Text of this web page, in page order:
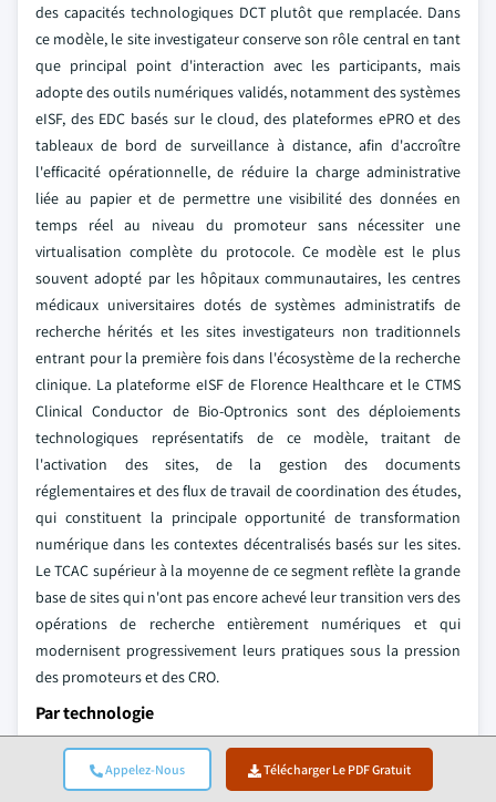
Appelez-Nous Télécharger Le PDF Gratuit
des capacités technologiques DCT plutôt que remplacée. Dans
ce modèle, le site investigateur conserve son rôle central en tant
que principal point d'interaction avec les participants, mais
adopte des outils numériques validés, notamment des systèmes
eISF, des EDC basés sur le cloud, des plateformes ePRO et des
tableaux de bord de surveillance à distance, afin d'accroître
l'efficacité opérationnelle, de réduire la charge administrative
liée au papier et de permettre une visibilité des données en
temps réel au niveau du promoteur sans nécessiter une
virtualisation complète du protocole. Ce modèle est le plus
souvent adopté par les hôpitaux communautaires, les centres
médicaux universitaires dotés de systèmes administratifs de
recherche hérités et les sites investigateurs non traditionnels
entrant pour la première fois dans l'écosystème de la recherche
clinique. La plateforme eISF de Florence Healthcare et le CTMS
Clinical Conductor de Bio-Optronics sont des déploiements
technologiques représentatifs de ce modèle, traitant de
l'activation des sites, de la gestion des documents
réglementaires et des flux de travail de coordination des études,
qui constituent la principale opportunité de transformation
numérique dans les contextes décentralisés basés sur les sites.
Le TCAC supérieur à la moyenne de ce segment reflète la grande
base de sites qui n'ont pas encore achevé leur transition vers des
opérations de recherche entièrement numériques et qui
modernisent progressivement leurs pratiques sous la pression
des promoteurs et des CRO.
Par technologie
Systèmes de capture électronique des données (EDC)
Les systèmes EDC représentent la plus grande part de sous-